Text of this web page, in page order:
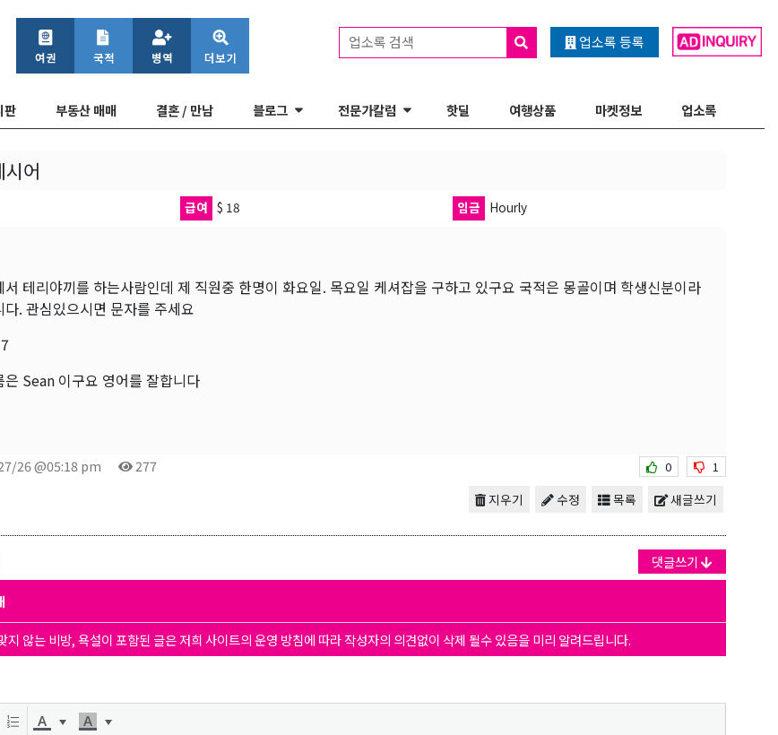
업소록 등록
업소록 검색
판 부동산 매매 결혼 / 만남 블로그 전문가칼럼 핫딜 여행상품 마켓정보 업소록
어
급여 $ 18 임금 Hourly
서 테리야끼를 하는사람인데 제 직원중 한명이 화요일. 목요일 케셔잡을 구하고 있구요 국적은 몽골이며 학생신분이라
다. 관심있으시면 문자를 주세요
은 Sean 이구요 영어를 잘합니다
26 @05:18 pm 277 0 1
새글쓰기
목록
수정
지우기
댓글쓰기
지 않는 비방, 욕설이 포함된 글은 저희 사이트의 운영 방침에 따라 작성자의 의견없이 삭제 될수 있음을 미리 알려드립니다.